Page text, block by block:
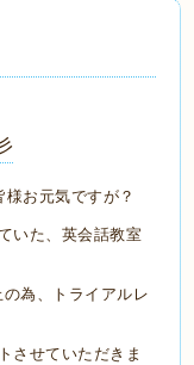
お元気ですが？
いた、英会話教室
為、トライアルレ
させていただきま